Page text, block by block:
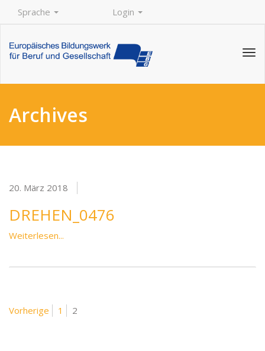
Sprache Login
Archives
20. März 2018
DREHEN_0476
Weiterlesen...
BEITRAGSNAVIGATION
Vorherige Seite
1 Seite
2